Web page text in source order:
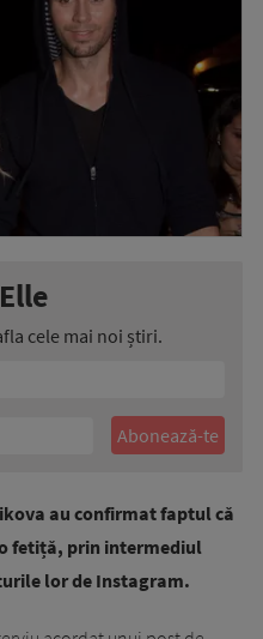
cele mai noi știri.
au confirmat faptul că
fetiță, prin intermediul
lor de Instagram.